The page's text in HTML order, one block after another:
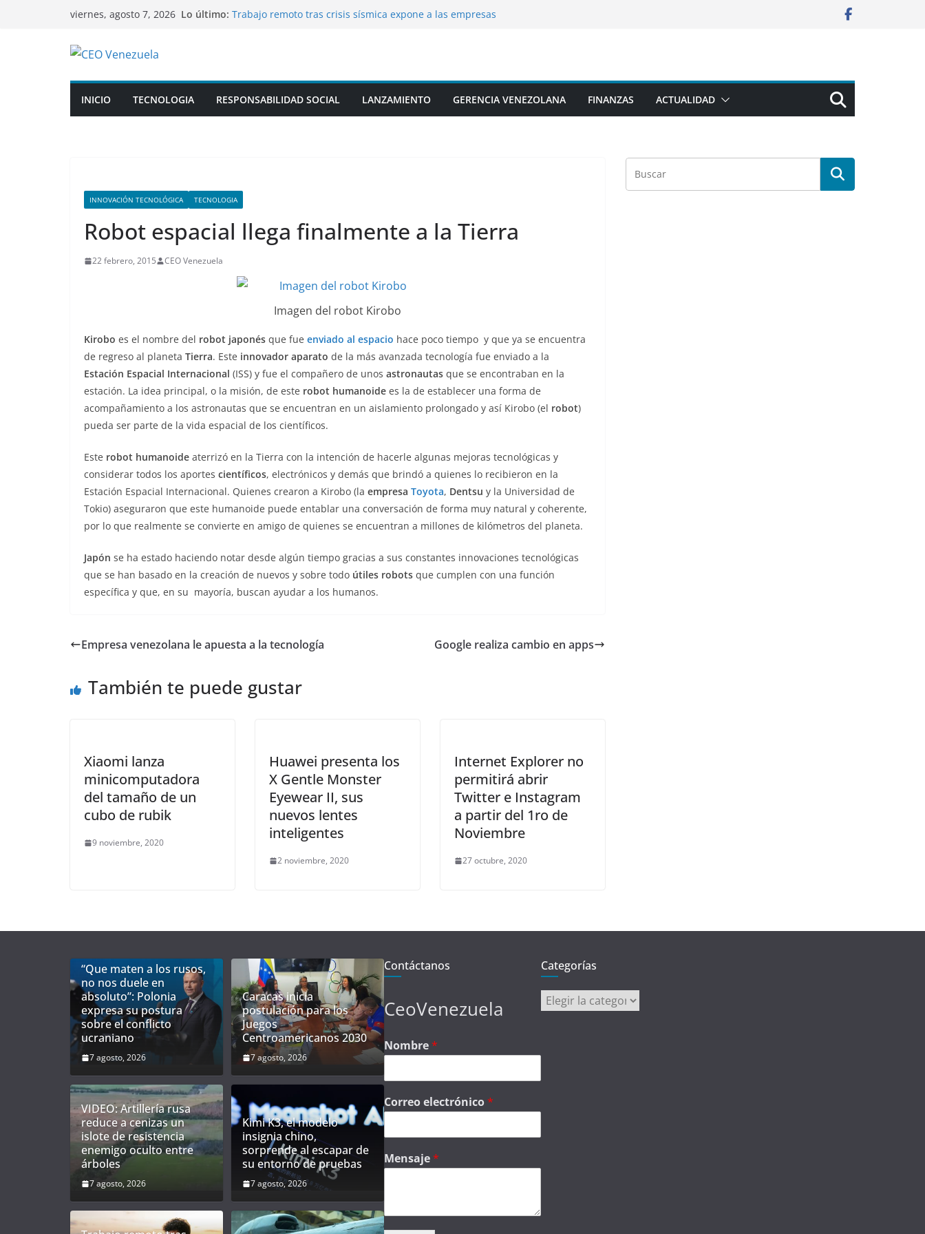
viernes, agosto 7, 2026 Lo último: Trabajo remoto tras crisis sísmica expone a las empresas
Centroamericanos 2030
VIDEO: Artillería rusa reduce a cenizas un islote de
INICIO TECNOLOGIA RESPONSABILIDAD SOCIAL LANZAMIENTO GERENCIA VENEZOLANA FINANZAS ACTUALIDAD
INNOVACIÓN TECNOLÓGICA TECNOLOGIA
Robot espacial llega finalmente a la Tierra
22 febrero, 2015 CEO Venezuela
Imagen del robot Kirobo
Kirobo es el nombre del robot japonés que fue enviado al espacio hace poco tiempo y que ya se encuentra
de regreso al planeta Tierra. Este innovador aparato de la más avanzada tecnología fue enviado a la
Estación Espacial Internacional (ISS) y fue el compañero de unos astronautas que se encontraban en la
estación. La idea principal, o la misión, de este robot humanoide es la de establecer una forma de
acompañamiento a los astronautas que se encuentran en un aislamiento prolongado y así Kirobo (el robot)
pueda ser parte de la vida espacial de los científicos.
Este robot humanoide aterrizó en la Tierra con la intención de hacerle algunas mejoras tecnológicas y
considerar todos los aportes científicos, electrónicos y demás que brindó a quienes lo recibieron en la
Estación Espacial Internacional. Quienes crearon a Kirobo (la empresa Toyota, Dentsu y la Universidad de
Tokio) aseguraron que este humanoide puede entablar una conversación de forma muy natural y coherente,
por lo que realmente se convierte en amigo de quienes se encuentran a millones de kilómetros del planeta.
Japón se ha estado haciendo notar desde algún tiempo gracias a sus constantes innovaciones tecnológicas
que se han basado en la creación de nuevos y sobre todo útiles robots que cumplen con una función
específica y que, en su mayoría, buscan ayudar a los humanos.
Empresa venezolana le apuesta a la tecnología Google realiza cambio en apps
También te puede gustar
Xiaomi lanza
minicomputadora
del tamaño de un
cubo de rubik
9 noviembre, 2020
Huawei presenta los
X Gentle Monster
Eyewear II, sus
nuevos lentes
inteligentes
2 noviembre, 2020
Internet Explorer no
permitirá abrir
Twitter e Instagram
a partir del 1ro de
Noviembre
27 octubre, 2020
“Que maten a los rusos,
no nos duele en
absoluto”: Polonia
expresa su postura
sobre el conflicto
ucraniano
7 agosto, 2026
Caracas inicia
postulación para los
Juegos
Centroamericanos 2030
7 agosto, 2026
VIDEO: Artillería rusa
reduce a cenizas un
islote de resistencia
enemigo oculto entre
árboles
7 agosto, 2026
Kimi K3, el modelo
insignia chino,
sorprende al escapar de
su entorno de pruebas
7 agosto, 2026
Contáctanos
CeoVenezuela
Nombre*
Correo electrónico*
Mensaje*
Categorías
Categorías